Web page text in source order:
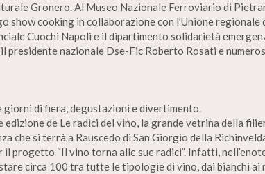
Gronero. Al Museo Nazionale Ferroviario di
show cooking in collaborazione con l’Unione regionale
Cuochi Napoli e il dipartimento solidarietà
presidente nazionale Dse-Fic Roberto Rosati e
giorni di fiera, degustazioni e divertimento.
edizione de Le radici del vino, la grande vetrina della
che si terrà a Rauscedo di San Giorgio della
progetto “Il vino torna alle sue radici”. Infatti,
circa 100 tra tutte le tipologie di vino, dai bianchi ai